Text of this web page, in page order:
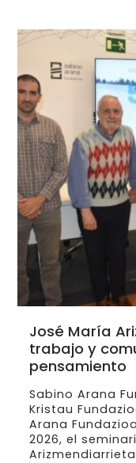
José María
trabajo y
pensamiento
Sabino Arana
Kristau
Arana
2026, el